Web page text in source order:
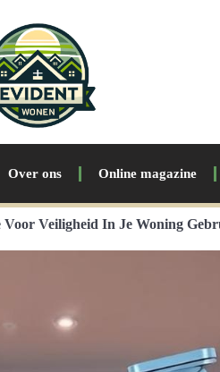
Over ons Online magazine
Voor Veiligheid In Je Woning